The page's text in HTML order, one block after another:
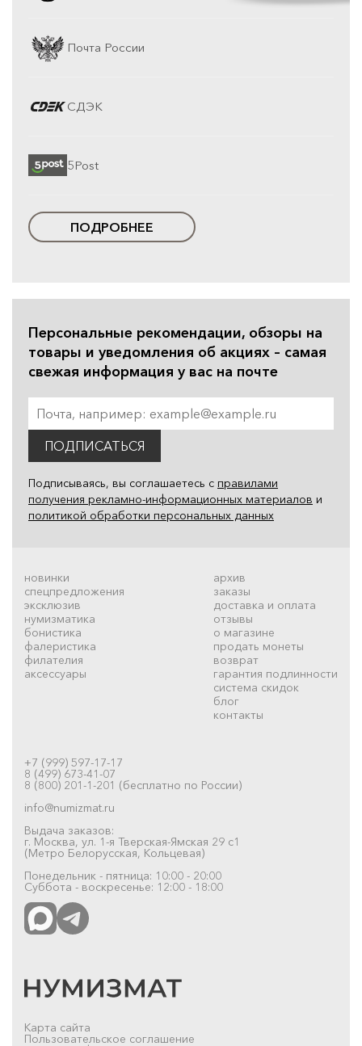
Почта России
СДЭК
5Post
ПОДРОБНЕЕ
Персональные рекомендации, обзоры на
товары и уведомления об акциях – самая
свежая информация у вас на почте
ПОДПИСАТЬСЯ
Подписываясь, вы соглашаетесь с правилами
получения рекламно-информационных материалов и
политикой обработки персональных данных
новинки
спецпредложения
эксклюзив
нумизматика
бонистика
фалеристика
филателия
аксессуары
архив
заказы
доставка и оплата
отзывы
о магазине
продать монеты
возврат
гарантия подлинности
система скидок
блог
контакты
+7 (999) 597-17-17
8 (499) 673-41-07
8 (800) 201-1-201 (бесплатно по России)
info@numizmat.ru
Выдача заказов:
г. Москва, ул. 1-я Тверская-Ямская 29 с1
(Метро Белорусская, Кольцевая)
Понедельник - пятница: 10:00 - 20:00
Суббота - воскресенье: 12:00 - 18:00
Карта сайта
Пользовательское соглашение